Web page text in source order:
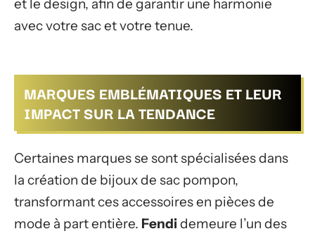
et le design, afin de garantir une harmonie
avec votre sac et votre tenue.
MARQUES EMBLÉMATIQUES ET LEUR
IMPACT SUR LA TENDANCE
Certaines marques se sont spécialisées dans
la création de bijoux de sac pompon,
transformant ces accessoires en pièces de
mode à part entière. Fendi demeure l’un des